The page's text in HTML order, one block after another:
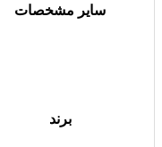
سایر مشخصات
برند